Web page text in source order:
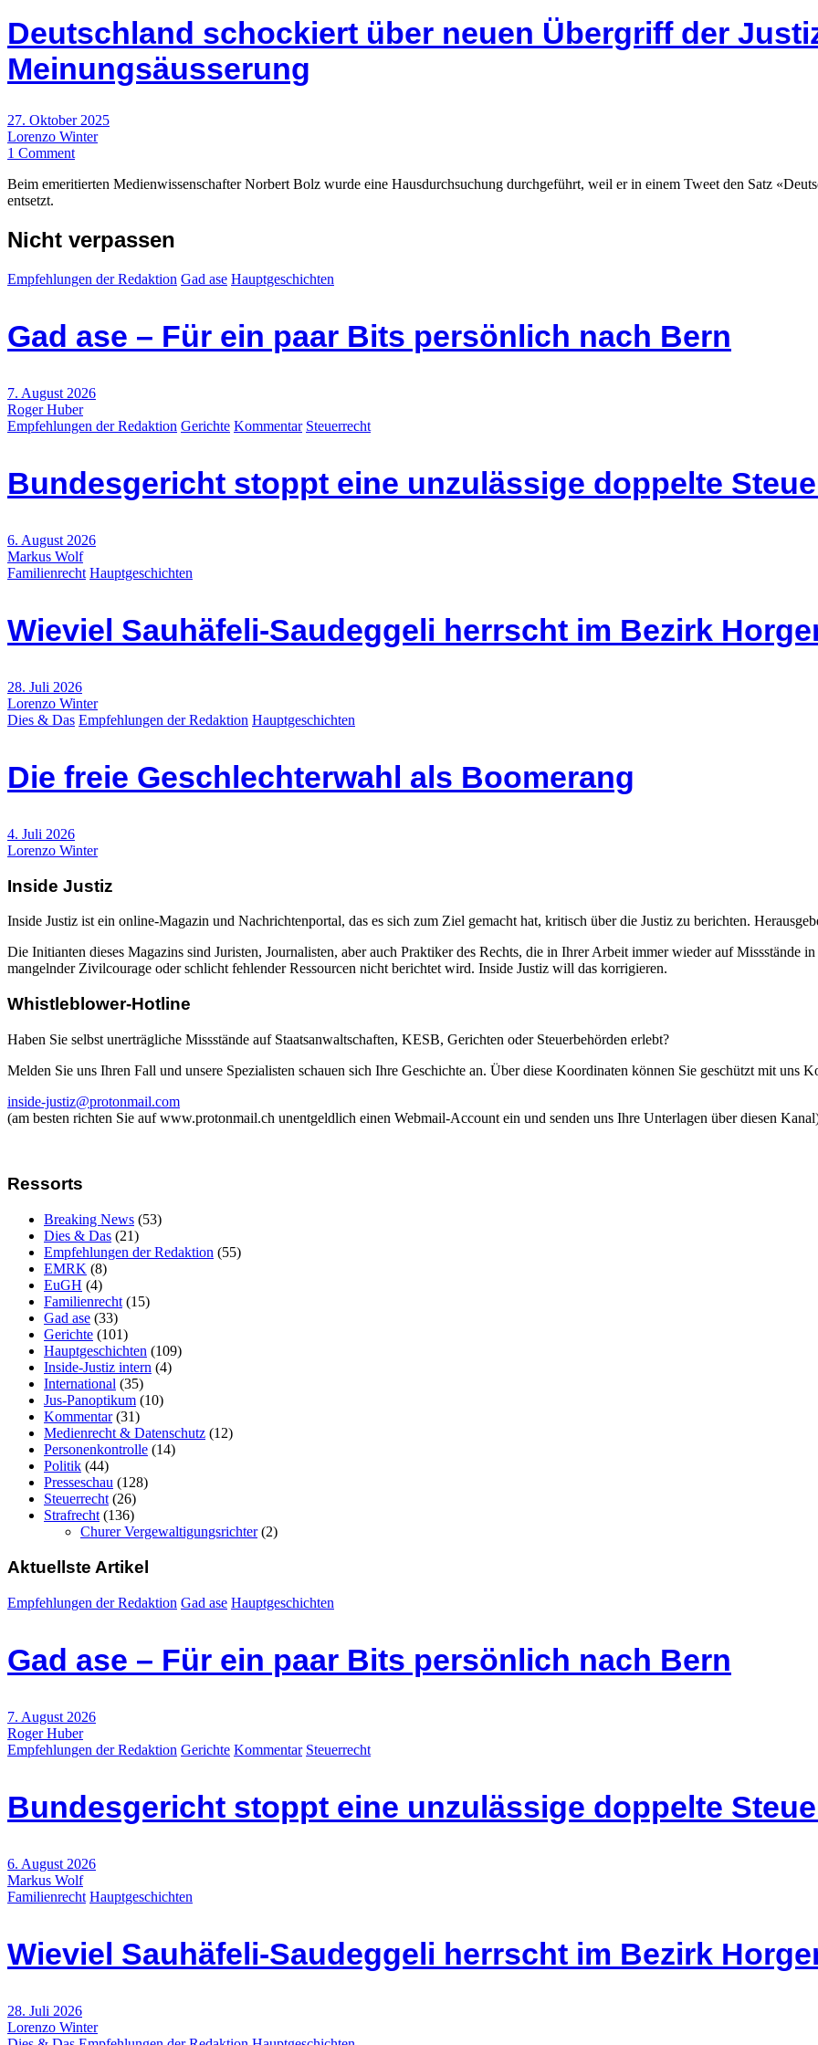
Deutschland schockiert über neuen Übergriff der
Meinungsäusserung
27. Oktober 2025
Lorenzo Winter
1 Comment
Beim emeritierten Medienwissenschafter Norbert Bolz wurde eine Hausdurchsuchung durchgeführt, weil er in einem Tweet den Satz
entsetzt.
Nicht verpassen
Empfehlungen der Redaktion Gad ase Hauptgeschichten
Gad ase – Für ein paar Bits persönlich nach Bern
7. August 2026
Roger Huber
Empfehlungen der Redaktion Gerichte Kommentar Steuerrecht
Bundesgericht stoppt eine unzulässige doppelte
6. August 2026
Markus Wolf
Familienrecht Hauptgeschichten
Wieviel Sauhäfeli-Saudeggeli herrscht im Bezirk
28. Juli 2026
Lorenzo Winter
Dies & Das Empfehlungen der Redaktion Hauptgeschichten
Die freie Geschlechterwahl als Boomerang
4. Juli 2026
Lorenzo Winter
Inside Justiz
Inside Justiz ist ein online-Magazin und Nachrichtenportal, das es sich zum Ziel gemacht hat, kritisch über die Justiz zu berichten.
Die Initianten dieses Magazins sind Juristen, Journalisten, aber auch Praktiker des Rechts, die in Ihrer Arbeit immer wieder auf Missstände
mangelnder Zivilcourage oder schlicht fehlender Ressourcen nicht berichtet wird. Inside Justiz will das korrigieren.
Whistleblower-Hotline
Haben Sie selbst unerträgliche Missstände auf Staatsanwaltschaften, KESB, Gerichten oder Steuerbehörden erlebt?
Melden Sie uns Ihren Fall und unsere Spezialisten schauen sich Ihre Geschichte an. Über diese Koordinaten können Sie geschützt mit uns
inside-justiz@protonmail.com
(am besten richten Sie auf www.protonmail.ch unentgeldlich einen Webmail-Account ein und senden uns Ihre Unterlagen über diesen
Ressorts
Breaking News (53)
Dies & Das (21)
Empfehlungen der Redaktion (55)
EMRK (8)
EuGH (4)
Familienrecht (15)
Gad ase (33)
Gerichte (101)
Hauptgeschichten (109)
Inside-Justiz intern (4)
International (35)
Jus-Panoptikum (10)
Kommentar(31)
Medienrecht & Datenschutz (12)
Personenkontrolle (14)
Politik (44)
Presseschau (128)
Steuerrecht (26)
Strafrecht (136)
Churer Vergewaltigungsrichter(2)
Aktuellste Artikel
Empfehlungen der Redaktion Gad ase Hauptgeschichten
Gad ase – Für ein paar Bits persönlich nach Bern
7. August 2026
Roger Huber
Empfehlungen der Redaktion Gerichte Kommentar Steuerrecht
Bundesgericht stoppt eine unzulässige doppelte
6. August 2026
Markus Wolf
Familienrecht Hauptgeschichten
Wieviel Sauhäfeli-Saudeggeli herrscht im Bezirk
28. Juli 2026
Lorenzo Winter